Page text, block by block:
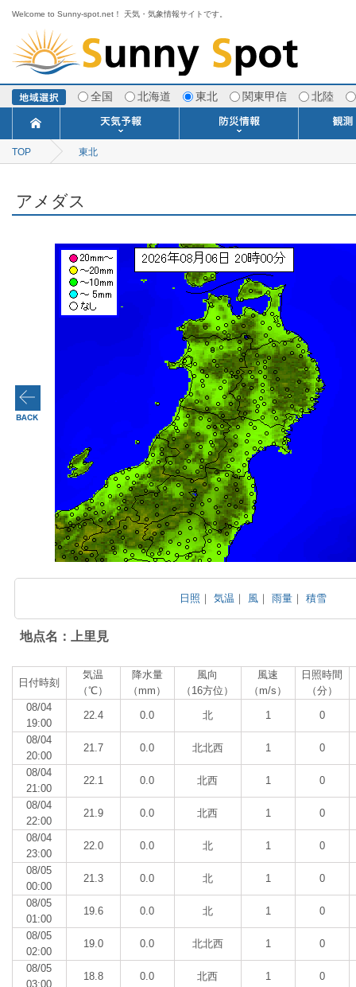
Welcome to Sunny-spot.net！ 天気・気象情報サイトです。
全国 北海道 東北 関東甲信 北陸
今日明日の天気
寒・暖候期予報
TOP 東北
アメダス
日照 ｜気温 ｜ 風 ｜雨量 ｜積雪
地点名：上里見
日付時刻
気温
（℃）
降水量
（mm）
風向
（16方位）
風速
（m/s）
日照時間
（分）
08/04
19:00
22.4 0.0 北 1 0
08/04
20:00
21.7 0.0 北北西 1 0
08/04
21:00
22.1 0.0 北西 1 0
08/04
22:00
21.9 0.0 北西 1 0
08/04
23:00
22.0 0.0 北 1 0
08/05
00:00
21.3 0.0 北 1 0
08/05
01:00
19.6 0.0 北 1 0
08/05
02:00
19.0 0.0 北北西 1 0
08/05
03:00
18.8 0.0 北西 1 0